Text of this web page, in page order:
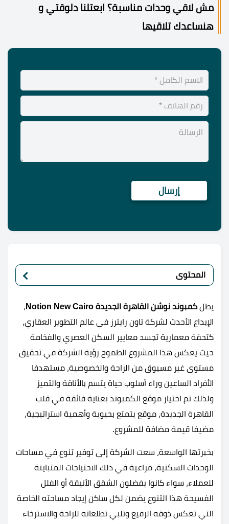
مش لاقي وحدات مناسبة؟ ابعتلنا دلوقتي و
هنساعدك تلاقيها
المحتوى
يطل كمبوند نوشن القاهرة الجديدة Notion New Cairo
،
الإبداع الأحدث لشركة تاون رايترز في عالم التطوير العقاري،
كتحفة معمارية تجسد معايير السكن العصري والفخامة
حيث يعكس هذا المشروع الطموح رؤية الشركة في تحقيق
مستوى غير مسبوق من الراحة والخصوصية، مستهدفا
الأفراد الساعين وراء أسلوب حياة يتسم بالأناقة والتميز
ولذلك تم اختيار موقع الكمبوند بعناية فائقة في قلب
القاهرة الجديدة، موقع يتمتع بحيوية وأهمية استراتيجية،
مضيفا قيمة مضافة للمشروع.
بخبرتها الواسعة، سعت الشركة إلى توفير تنوع في مساحات
الوحدات السكنية، مراعية في ذلك الاحتياجات المتباينة
للعملاء، سواء كانوا يفضلون الشقق الأنيقة أو الفلل
الفسيحة هذا التنوع يضمن لكل ساكن إيجاد مساحته الخاصة
التي تعكس ذوقه الرفيع وتلبي تطلعاته للراحة والاسترخاء